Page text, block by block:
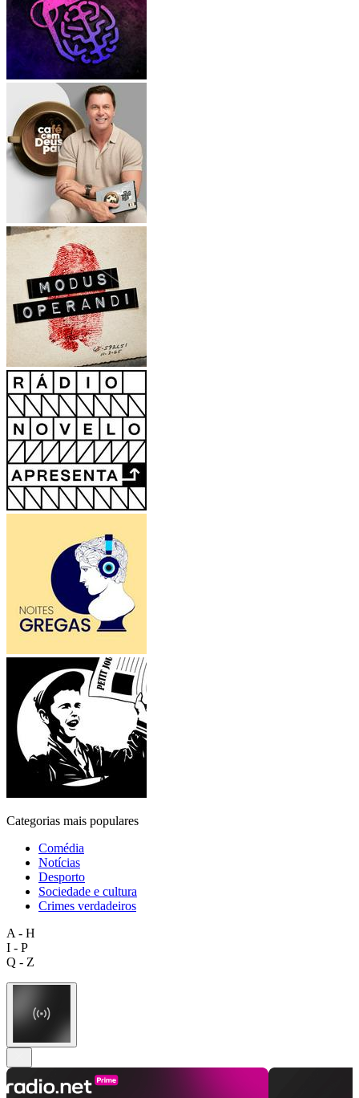
Categorias mais populares
Comédia
Notícias
Desporto
Sociedade e cultura
Crimes verdadeiros
A - H
I - P
Q - Z